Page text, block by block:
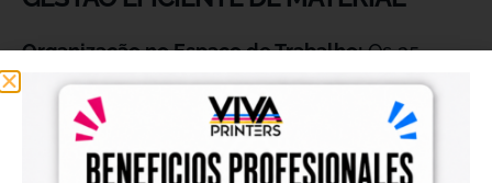
Organização no Espaço de Trabalho:Os 25
metros de comprimento são ideais para manter
o ambiente de trabalho organizado e evitar
acúmulo de material não utilizado. É uma
solução prática para quem trabalha com